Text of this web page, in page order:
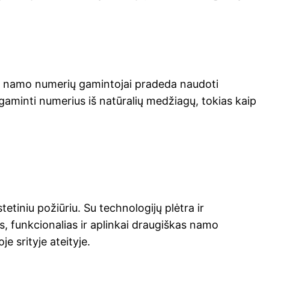
numerių gamintojai pradeda naudoti
numerius iš natūralių medžiagų, tokias kaip
požiūriu. Su technologijų plėtra ir
funkcionalias ir aplinkai draugiškas namo
srityje ateityje.